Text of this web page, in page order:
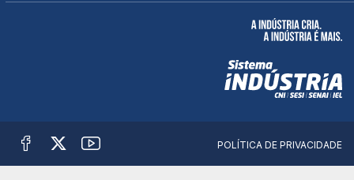
POLÍTICA DE PRIVACIDADE